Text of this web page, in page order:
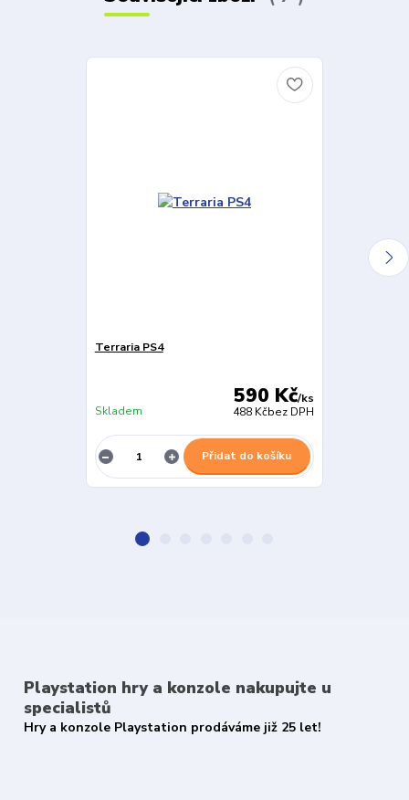
Terraria PS4
590 Kč/ks
488 Kčbez DPH
Skladem
Přidat do košíku
Playstation hry a konzole nakupujte u
specialistů
Hry a konzole Playstation prodáváme již 25 let!